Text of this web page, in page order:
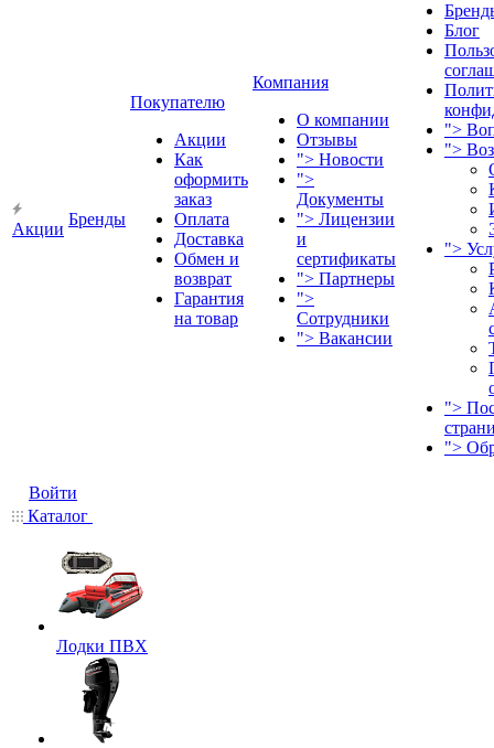
Акции
Бренды
Покупателю
Акции
Как
оформить
заказ
Оплата
Доставка
Обмен и
возврат
Гарантия
на товар
Компания
О компании
Отзывы
"> Новости
">
Документы
"> Лицензии
и
сертификаты
"> Партнеры
">
Сотрудники
"> Вакансии
Блог
">
">
">
">
">
Войти
Каталог
Лодки ПВХ